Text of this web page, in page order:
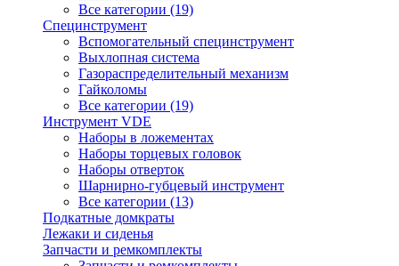
Все категории (19)
Специнструмент
Вспомогательный специнструмент
Выхлопная система
Газораспределительный механизм
Гайколомы
Все категории (19)
Инструмент VDE
Наборы в ложементах
Наборы торцевых головок
Наборы отверток
Шарнирно-губцевый инструмент
Все категории (13)
Подкатные домкраты
Лежаки и сиденья
Запчасти и ремкомплекты